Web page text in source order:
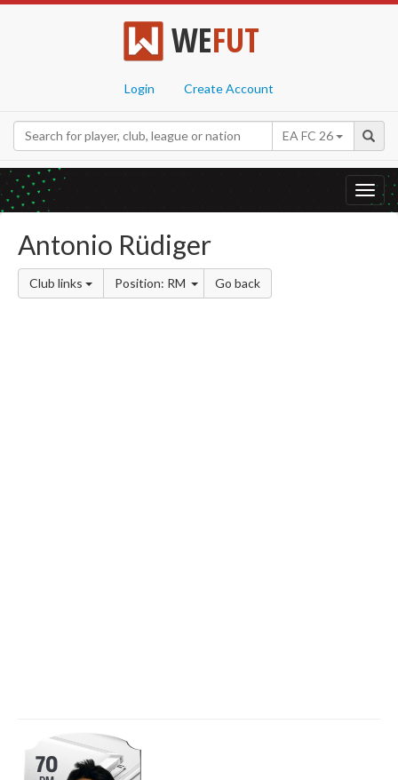
WEFUT
Login Create Account
EA FC 26
Antonio Rüdiger
Club links Position: RM Go back
70